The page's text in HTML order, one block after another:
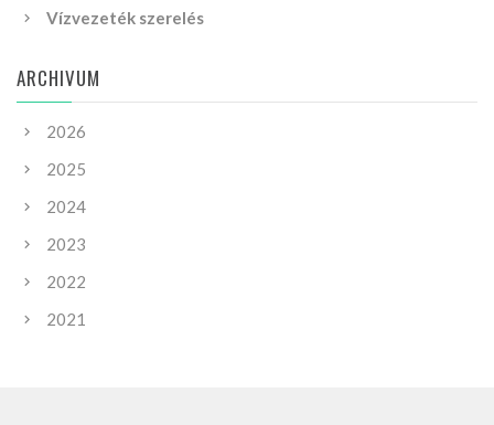
Vízvezeték szerelés
ARCHIVUM
2026
2025
2024
2023
2022
2021